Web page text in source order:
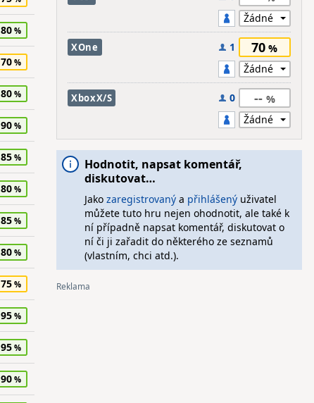
80
70
80
90
85
80
85
80
75
95
95
90
XOne 1 70
XboxX/S 0 --
Hodnotit, napsat komentář,
diskutovat…
Jako zaregistrovanýa přihlášenýuživatel
můžete tuto hru nejen ohodnotit, ale také k
ní případně napsat komentář, diskutovat o
ní či ji zařadit do některého ze seznamů
(vlastním, chci atd.).